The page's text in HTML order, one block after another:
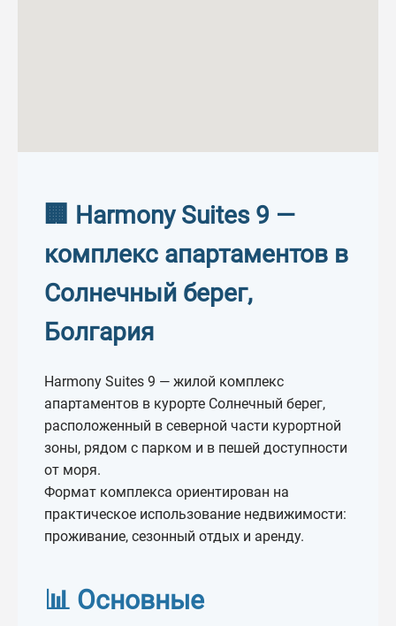
Количество санузлов
Мебель Бассейн
Наличие лифта
🏢 Harmony Suites 9 —
комплекс апартаментов в
Солнечный берег,
Болгария
Harmony Suites 9 — жилой комплекс
апартаментов в курорте Солнечный берег,
расположенный в северной части курортной
зоны, рядом с парком и в пешей доступности
от моря.
Формат комплекса ориентирован на
практическое использование недвижимости:
проживание, сезонный отдых и аренду.
📊 Основные